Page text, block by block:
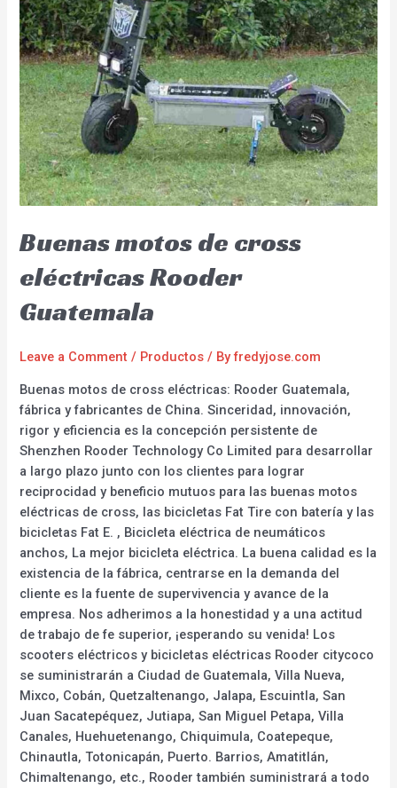
Buenas motos de cross
eléctricas Rooder
Guatemala
Leave a Comment / Productos / Byfredyjose.com
Buenas motos de cross eléctricas: Rooder Guatemala,
fábrica y fabricantes de China. Sinceridad, innovación,
rigor y eficiencia es la concepción persistente de
Shenzhen Rooder Technology Co Limited para desarrollar
a largo plazo junto con los clientes para lograr
reciprocidad y beneficio mutuos para las buenas motos
eléctricas de cross, las bicicletas Fat Tire con batería y las
bicicletas Fat E. , Bicicleta eléctrica de neumáticos
anchos, La mejor bicicleta eléctrica. La buena calidad es la
existencia de la fábrica, centrarse en la demanda del
cliente es la fuente de supervivencia y avance de la
empresa. Nos adherimos a la honestidad y a una actitud
de trabajo de fe superior, ¡esperando su venida! Los
scooters eléctricos y bicicletas eléctricas Rooder citycoco
se suministrarán a Ciudad de Guatemala, Villa Nueva,
Mixco, Cobán, Quetzaltenango, Jalapa, Escuintla, San
Juan Sacatepéquez, Jutiapa, San Miguel Petapa, Villa
Canales, Huehuetenango, Chiquimula, Coatepeque,
Chinautla, Totonicapán, Puerto. Barrios, Amatitlán,
Chimaltenango, etc., Rooder también suministrará a todo